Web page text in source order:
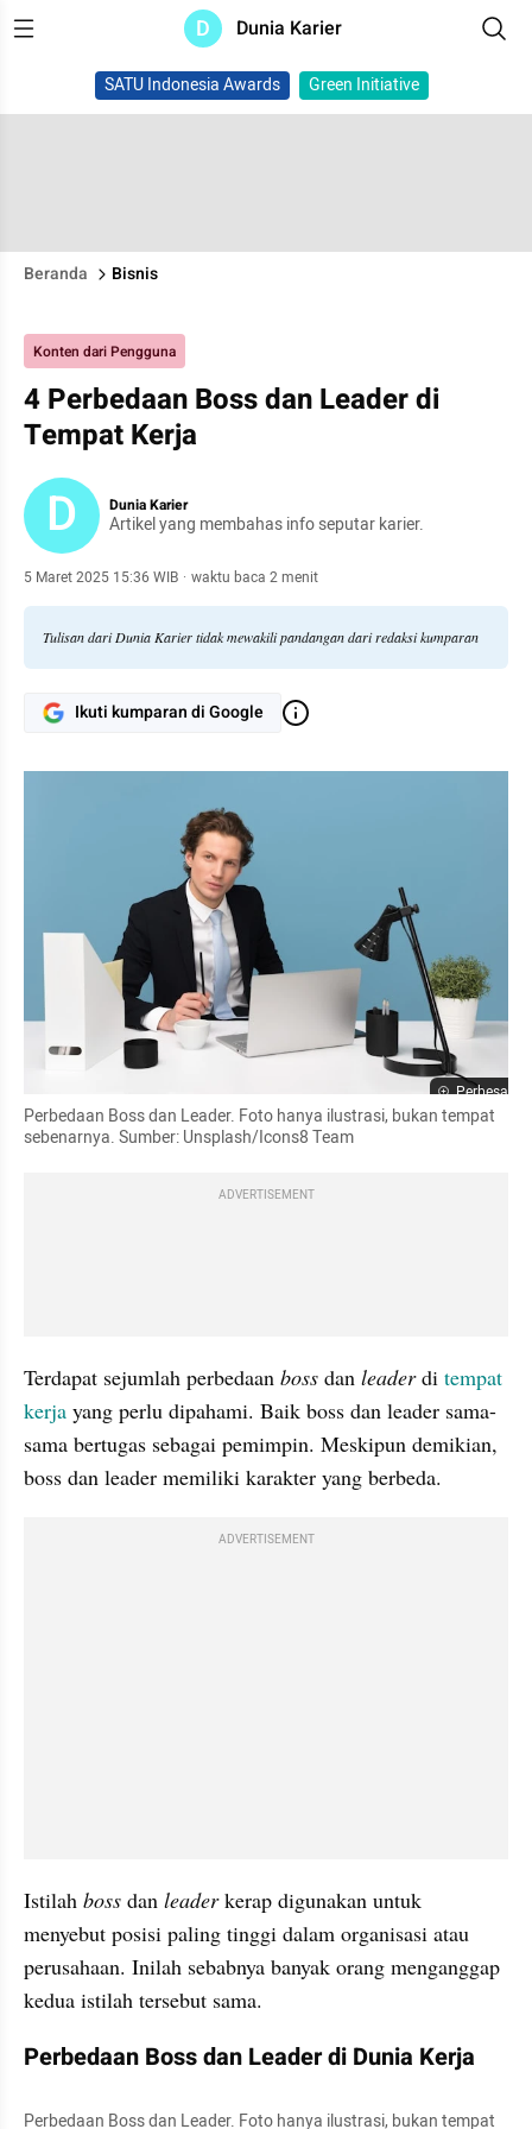
D Dunia Karier
SATU Indonesia Awards Green Initiative
Beranda Bisnis
Konten dari Pengguna
4 Perbedaan Boss dan Leader di
Tempat Kerja
D Dunia Karier
Artikel yang membahas info seputar karier.
5 Maret 2025 15:36 WIB · waktu baca 2 menit
Tulisan dari Dunia Karier tidak mewakili pandangan dari redaksi kumparan
Ikuti kumparan di Google
Perbesar
Perbedaan Boss dan Leader. Foto hanya ilustrasi, bukan tempat
sebenarnya. Sumber: Unsplash/Icons8 Team
ADVERTISEMENT
Terdapat sejumlah perbedaan boss dan leader di tempat
kerja yang perlu dipahami. Baik boss dan leader sama-
sama bertugas sebagai pemimpin. Meskipun demikian,
boss dan leader memiliki karakter yang berbeda.
ADVERTISEMENT
Istilah boss dan leader kerap digunakan untuk
menyebut posisi paling tinggi dalam organisasi atau
perusahaan. Inilah sebabnya banyak orang menganggap
kedua istilah tersebut sama.
Perbedaan Boss dan Leader di Dunia Kerja
Perbedaan Boss dan Leader. Foto hanya ilustrasi, bukan tempat